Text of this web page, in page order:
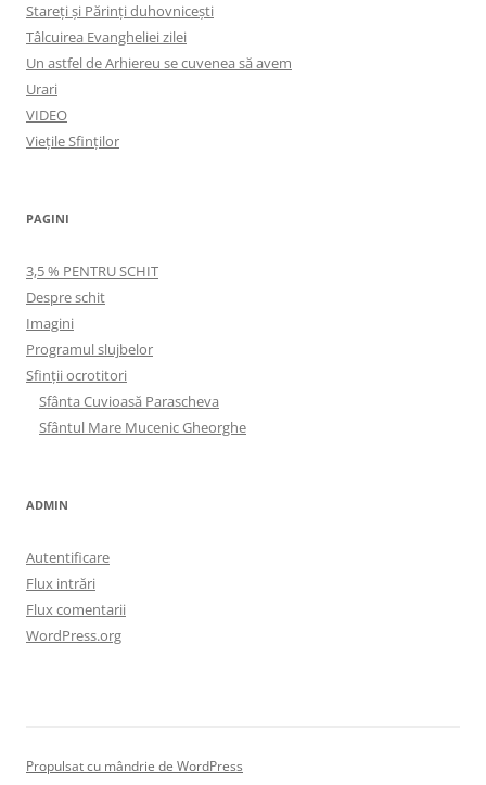
Stareți și Părinți duhovnicești
Tâlcuirea Evangheliei zilei
Un astfel de Arhiereu se cuvenea să avem
Urari
VIDEO
Viețile Sfinților
PAGINI
3,5 % PENTRU SCHIT
Despre schit
Imagini
Programul slujbelor
Sfinţii ocrotitori
Sfânta Cuvioasă Parascheva
Sfântul Mare Mucenic Gheorghe
ADMIN
Autentificare
Flux intrări
Flux comentarii
WordPress.org
Propulsat cu mândrie de WordPress